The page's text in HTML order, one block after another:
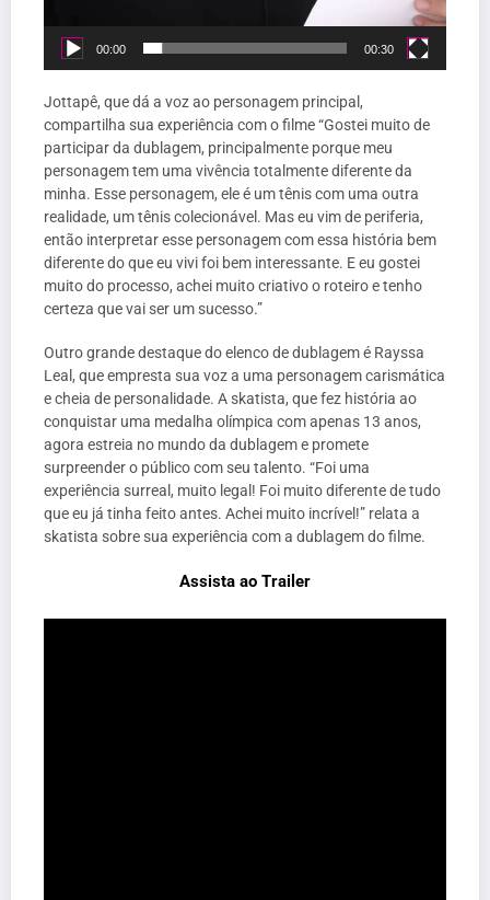
00:00 00:30
Jottapê, que dá a voz ao personagem principal,
compartilha sua experiência com o filme “Gostei muito de
participar da dublagem, principalmente porque meu
personagem tem uma vivência totalmente diferente da
minha. Esse personagem, ele é um tênis com uma outra
realidade, um tênis colecionável. Mas eu vim de periferia,
então interpretar esse personagem com essa história bem
diferente do que eu vivi foi bem interessante. E eu gostei
muito do processo, achei muito criativo o roteiro e tenho
certeza que vai ser um sucesso.”
Outro grande destaque do elenco de dublagem é Rayssa
Leal, que empresta sua voz a uma personagem carismática
e cheia de personalidade. A skatista, que fez história ao
conquistar uma medalha olímpica com apenas 13 anos,
agora estreia no mundo da dublagem e promete
surpreender o público com seu talento. “Foi uma
experiência surreal, muito legal! Foi muito diferente de tudo
que eu já tinha feito antes. Achei muito incrível!” relata a
skatista sobre sua experiência com a dublagem do filme.
Assista ao Trailer